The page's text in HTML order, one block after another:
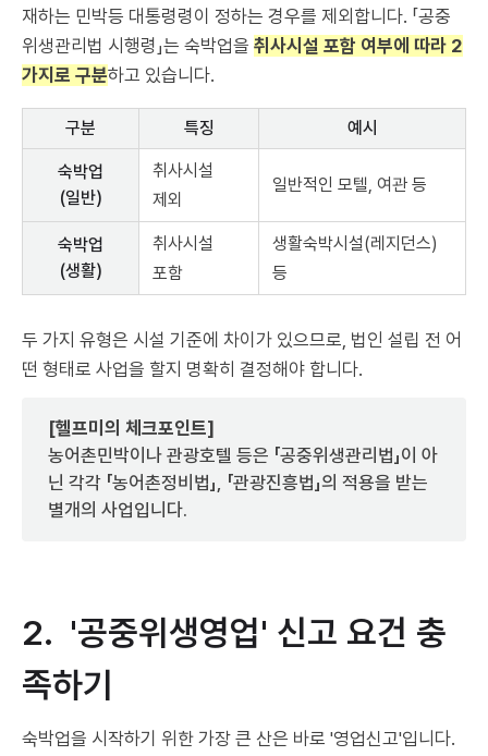
재하는 민박등 대통령령이 정하는 경우를 제외합니다. 「공중
위생관리법 시행령」는 숙박업을 취사시설 포함 여부에 따라 2
가지로 구분하고 있습니다.
구분 특징 예시
숙박업
(일반)
취사시설
제외
일반적인 모텔, 여관 등
숙박업
(생활)
취사시설
포함
생활숙박시설(레지던스)
등
두 가지 유형은 시설 기준에 차이가 있으므로, 법인 설립 전 어
떤 형태로 사업을 할지 명확히 결정해야 합니다.
[헬프미의 체크포인트]
농어촌민박이나 관광호텔 등은 「공중위생관리법」이 아
닌 각각 「농어촌정비법」, 「관광진흥법」의 적용을 받는
별개의 사업입니다.
2. '공중위생영업' 신고 요건 충
족하기
숙박업을 시작하기 위한 가장 큰 산은 바로 '영업신고'입니다.